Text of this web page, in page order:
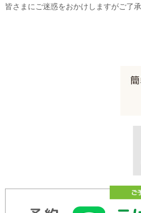
皆さまにご迷惑をおかけしますがご了承